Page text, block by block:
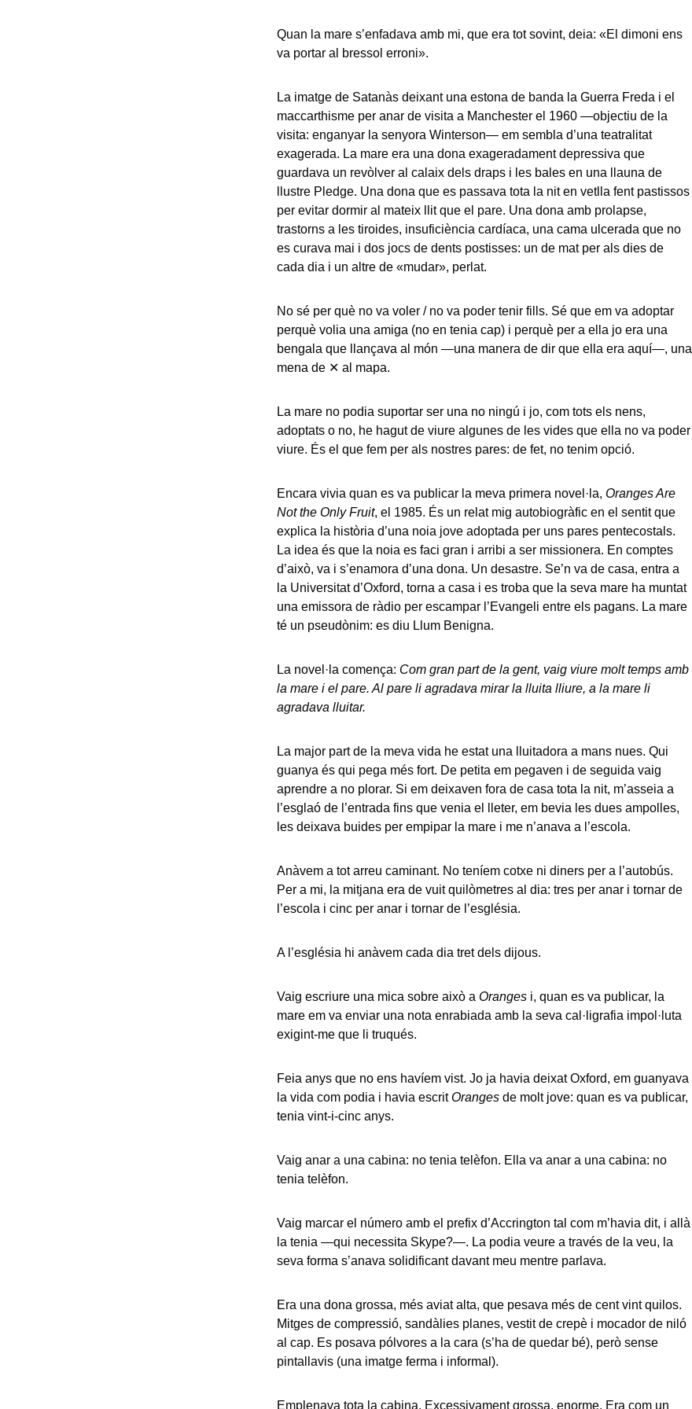
Quan la mare s’enfadava amb mi, que era tot sovint, deia: «El dimoni ens
va portar al bressol erroni».
La imatge de Satanàs deixant una estona de banda la Guerra Freda i el
maccarthisme per anar de visita a Manchester el 1960 —objectiu de la
visita: enganyar la senyora Winterson— em sembla d’una teatralitat
exagerada. La mare era una dona exageradament depressiva que
guardava un revòlver al calaix dels draps i les bales en una llauna de
llustre Pledge. Una dona que es passava tota la nit en vetlla fent pastissos
per evitar dormir al mateix llit que el pare. Una dona amb prolapse,
trastorns a les tiroides, insuficiència cardíaca, una cama ulcerada que no
es curava mai i dos jocs de dents postisses: un de mat per als dies de
cada dia i un altre de «mudar», perlat.
No sé per què no va voler / no va poder tenir fills. Sé que em va adoptar
perquè volia una amiga (no en tenia cap) i perquè per a ella jo era una
bengala que llançava al món —una manera de dir que ella era aquí—, una
mena de ✕ al mapa.
La mare no podia suportar ser una no ningú i jo, com tots els nens,
adoptats o no, he hagut de viure algunes de les vides que ella no va poder
viure. És el que fem per als nostres pares: de fet, no tenim opció.
Encara vivia quan es va publicar la meva primera novel·la, Oranges Are
Not the Only Fruit, el 1985. És un relat mig autobiogràfic en el sentit que
explica la història d’una noia jove adoptada per uns pares pentecostals.
La idea és que la noia es faci gran i arribi a ser missionera. En comptes
d’això, va i s’enamora d’una dona. Un desastre. Se’n va de casa, entra a
la Universitat d’Oxford, torna a casa i es troba que la seva mare ha muntat
una emissora de ràdio per escampar l’Evangeli entre els pagans. La mare
té un pseudònim: es diu Llum Benigna.
La novel·la comença: Com gran part de la gent, vaig viure molt temps amb
la mare i el pare. Al pare li agradava mirar la lluita lliure, a la mare li
agradava lluitar.
La major part de la meva vida he estat una lluitadora a mans nues. Qui
guanya és qui pega més fort. De petita em pegaven i de seguida vaig
aprendre a no plorar. Si em deixaven fora de casa tota la nit, m’asseia a
l’esglaó de l’entrada fins que venia el lleter, em bevia les dues ampolles,
les deixava buides per empipar la mare i me n’anava a l’escola.
Anàvem a tot arreu caminant. No teníem cotxe ni diners per a l’autobús.
Per a mi, la mitjana era de vuit quilòmetres al dia: tres per anar i tornar de
l’escola i cinc per anar i tornar de l’església.
A l’església hi anàvem cada dia tret dels dijous.
Vaig escriure una mica sobre això a Orangesi, quan es va publicar, la
mare em va enviar una nota enrabiada amb la seva cal·ligrafia impol·luta
exigint-me que li truqués.
Feia anys que no ens havíem vist. Jo ja havia deixat Oxford, em guanyava
la vida com podia i havia escritOrangesde molt jove: quan es va publicar,
tenia vint-i-cinc anys.
Vaig anar a una cabina: no tenia telèfon. Ella va anar a una cabina: no
tenia telèfon.
Vaig marcar el número amb el prefix d’Accrington tal com m’havia dit, i allà
la tenia —qui necessita Skype?—. La podia veure a través de la veu, la
seva forma s’anava solidificant davant meu mentre parlava.
Era una dona grossa, més aviat alta, que pesava més de cent vint quilos.
Mitges de compressió, sandàlies planes, vestit de crepè i mocador de niló
al cap. Es posava pólvores a la cara (s’ha de quedar bé), però sense
pintallavis (una imatge ferma i informal).
Emplenava tota la cabina. Excessivament grossa, enorme. Era com un